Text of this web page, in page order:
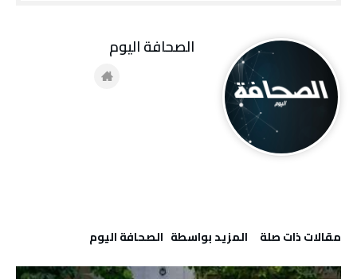
‫مقالات ذات صلة‬ ‫‫المزيد بواسطة‬ ‬ ‭ ‬الصحافة‭ ‬اليوم